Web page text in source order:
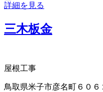
詳細を見る
三木板金
屋根工事
鳥取県米子市彦名町６０６